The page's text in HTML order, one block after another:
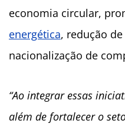
economia circular,
energética, redução
nacionalização de
“Ao integrar essas
além de fortalecer o